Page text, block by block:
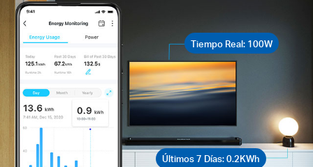
Tiempo Real: 100W
Últimos 7 Días: 0.2KWh